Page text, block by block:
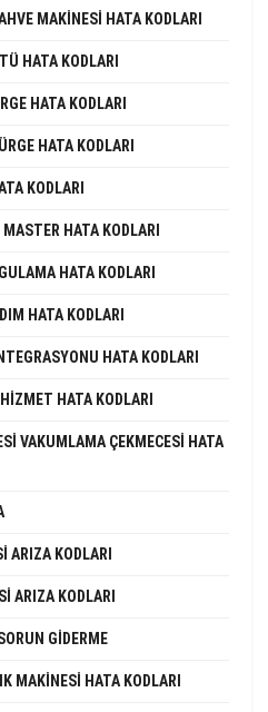
MAKINESI HATA KODLARI
HATA KODLARI
HATA KODLARI
HATA KODLARI
KODLARI
HATA KODLARI
HATA KODLARI
HATA KODLARI
HATA KODLARI
HATA KODLARI
VAKUMLAMA ÇEKMECESI HATA
ARIZA KODLARI
ARIZA KODLARI
GIDERME
MAKINESI HATA KODLARI